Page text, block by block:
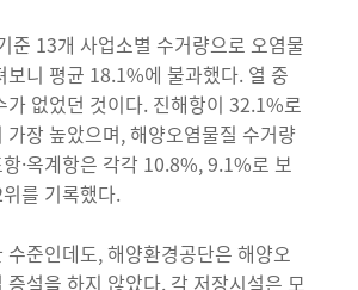
준 13개 사업소별 수거량으로 오염물
보니 평균 18.1%에 불과했다. 열 중
가 없었던 것이다. 진해항이 32.1%로
가장 높았으며, 해양오염물질 수거량
·옥계항은 각각 10.8%, 9.1%로 보
를 기록했다.
수준인데도, 해양환경공단은 해양오
증설을 하지 않았다. 각 저장시설은 모